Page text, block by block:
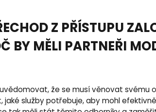
Z PŘÍSTUPU
BY MĚLI PARTNEŘI
že se musí věnovat svému
jaké služby potřebuje, aby mohl